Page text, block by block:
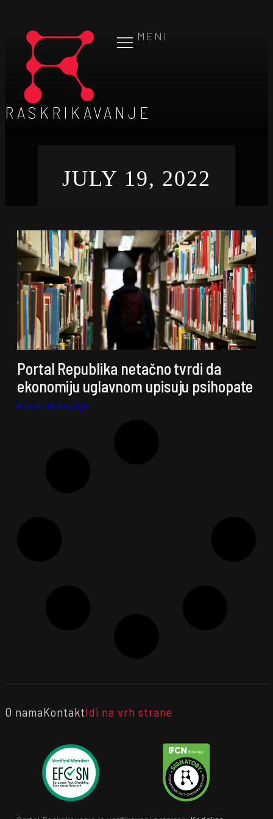
MENI
RASKRIKAVANJE
JULY 19, 2022
Portal Republika netačno tvrdi da
ekonomiju uglavnom upisuju psihopate
Raskrikavanje
O namaKontaktIdi na vrh strane